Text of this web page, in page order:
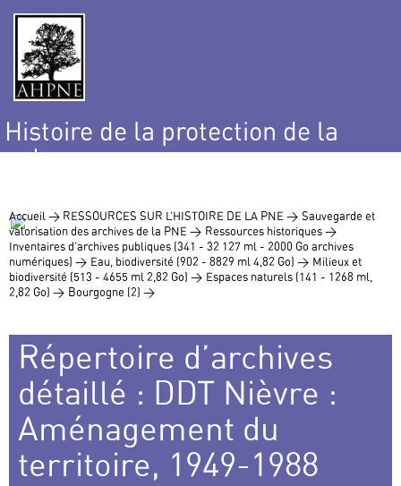
Histoire de la protection de la
nature
Accueil > RESSOURCES SUR L’HISTOIRE DE LA PNE > Sauvegarde et
valorisation des archives de la PNE > Ressources historiques >
Inventaires d’archives publiques (341 - 32 127 ml - 2000 Go archives
numériques) > Eau, biodiversité (902 - 8829 ml 4,82 Go) > Milieux et
biodiversité (513 - 4655 ml 2,82 Go) > Espaces naturels (141 - 1268 ml,
2,82 Go) > Bourgogne (2) >
Répertoire d’archives
détaillé : DDT Nièvre :
Aménagement du
territoire, 1949-1988